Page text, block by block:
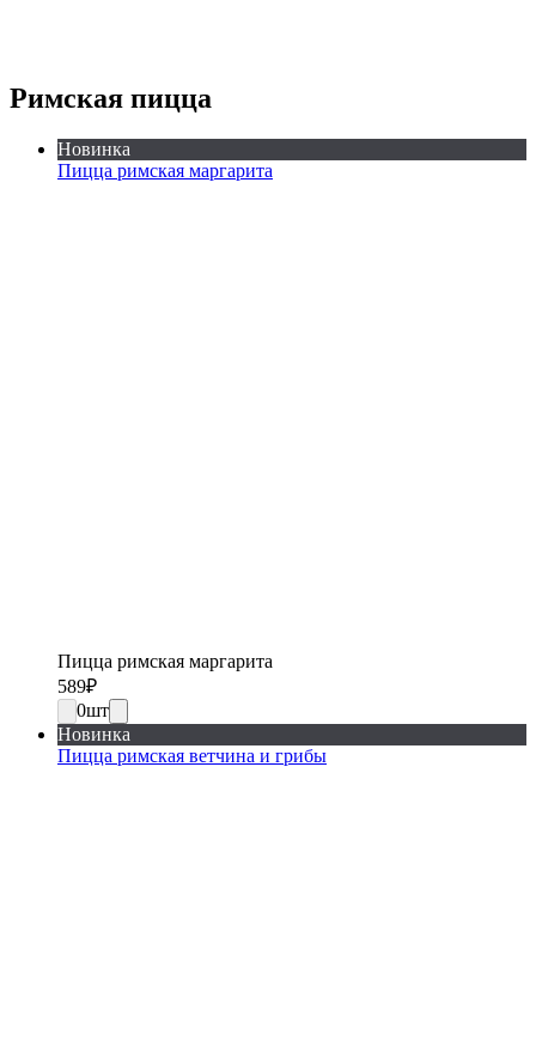
Римская пицца
Новинка
Пицца римская маргарита
Пицца римская маргарита
589₽
0шт
Новинка
Пицца римская ветчина и грибы